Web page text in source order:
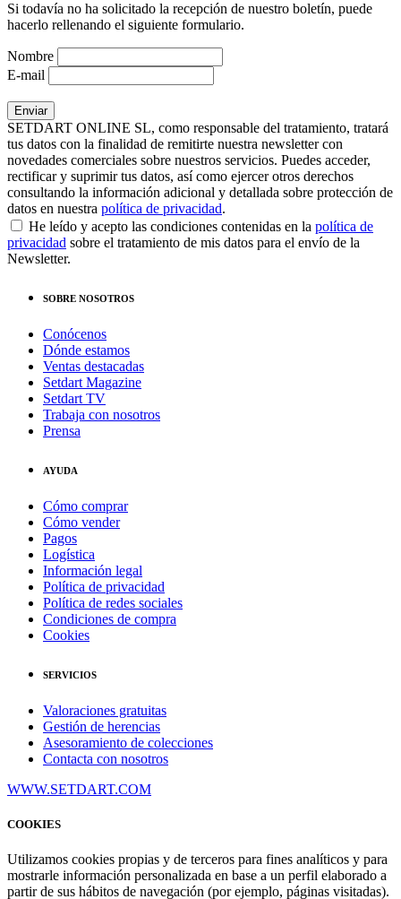
Si todavía no ha solicitado la recepción de nuestro boletín, puede
hacerlo rellenando el siguiente formulario.
Nombre
E-mail
SETDART ONLINE SL, como responsable del tratamiento, tratará
tus datos con la finalidad de remitirte nuestra newsletter con
novedades comerciales sobre nuestros servicios. Puedes acceder,
rectificar y suprimir tus datos, así como ejercer otros derechos
consultando la información adicional y detallada sobre protección de
datos en nuestra política de privacidad.
He leído y acepto las condiciones contenidas en la política de
privacidad sobre el tratamiento de mis datos para el envío de la
Newsletter.
SOBRE NOSOTROS
Conócenos
Dónde estamos
Ventas destacadas
Setdart Magazine
Setdart TV
Trabaja con nosotros
Prensa
AYUDA
Cómo comprar
Cómo vender
Pagos
Logística
Información legal
Política de privacidad
Política de redes sociales
Condiciones de compra
Cookies
SERVICIOS
Valoraciones gratuitas
Gestión de herencias
Asesoramiento de colecciones
Contacta con nosotros
WWW.SETDART.COM
COOKIES
Utilizamos cookies propias y de terceros para fines analíticos y para
mostrarle información personalizada en base a un perfil elaborado a
partir de sus hábitos de navegación (por ejemplo, páginas visitadas).